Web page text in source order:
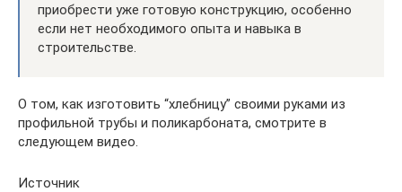
приобрести уже готовую конструкцию, особенно
если нет необходимого опыта и навыка в
строительстве.
О том, как изготовить “хлебницу” своими руками из
профильной трубы и поликарбоната, смотрите в
следующем видео.
Источник